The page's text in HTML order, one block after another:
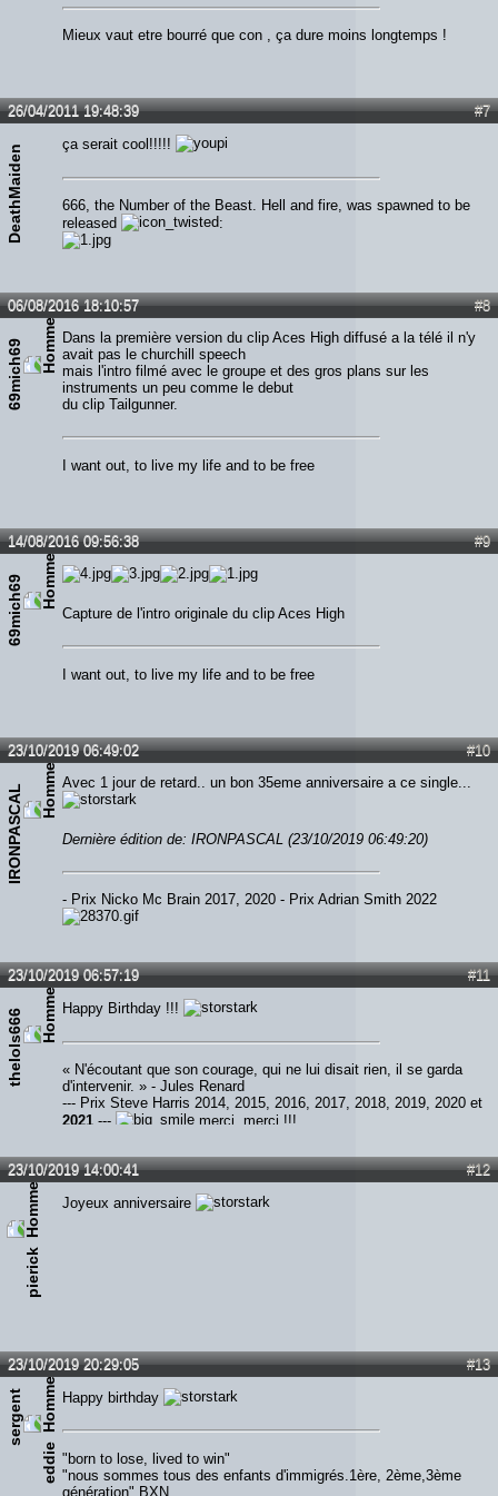
Mieux vaut etre bourré que con , ça dure moins longtemps !
#7
26/04/2011 19:48:39
DeathMaiden ça serait cool!!!!!
666, the Number of the Beast. Hell and fire, was spawned to be
released
:
#8
06/08/2016 18:10:57
69mich69
Dans la première version du clip Aces High diffusé a la télé il n'y
avait pas le churchill speech
mais l'intro filmé avec le groupe et des gros plans sur les
instruments un peu comme le debut
du clip Tailgunner.
I want out, to live my life and to be free
#9
14/08/2016 09:56:38
69mich69 Capture de l'intro originale du clip Aces High
I want out, to live my life and to be free
#10
23/10/2019 06:49:02
IRONPASCAL
Avec 1 jour de retard.. un bon 35eme anniversaire a ce single...
Dernière édition de: IRONPASCAL (23/10/2019 06:49:20)
- Prix Nicko Mc Brain 2017, 2020 - Prix Adrian Smith 2022
#11
23/10/2019 06:57:19
thelols666 Happy Birthday !!!
« N'écoutant que son courage, qui ne lui disait rien, il se garda
d'intervenir. » - Jules Renard
--- Prix Steve Harris 2014, 2015, 2016, 2017, 2018, 2019, 2020 et
2021 --- merci, merci !!!
#12
23/10/2019 14:00:41
pierick
Joyeux anniversaire
#13
23/10/2019 20:29:05
s
e
r
g
e
n
t
e
d
d
i
e
Happy birthday
"born to lose, lived to win"
"nous sommes tous des enfants d'immigrés.1ère, 2ème,3ème
génération" BXN